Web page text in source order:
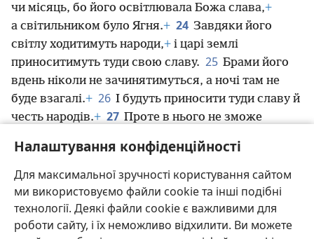
Налаштування конфіденційності
Для максимальної зручності користування сайтом
ми використовуємо файли cookie та інші подібні
технології. Деякі файли cookie є важливими для
роботи сайту, і їх неможливо відхилити. Ви можете
чи місяць, бо його освітлювала Божа слава,+
а світильником було Ягня.+ 24 Завдяки його
світлу ходитимуть народи,+ і царі землі
приноситимуть туди свою славу. 25 Брами його
вдень ніколи не зачинятимуться, а ночі там не
буде взагалі.+ 26 І будуть приносити туди славу й
честь народів.+ 27 Проте в нього не зможе
хто чинить мерзоту і вдається до обману.
ввійдуть лише ті, хто записаний до сувою життя,
який належить Ягняті.+